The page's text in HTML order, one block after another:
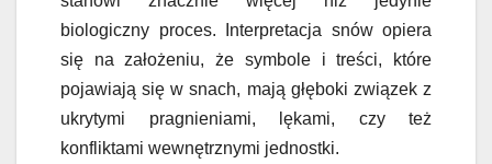
biologiczny proces. Interpretacja snów opiera
się na założeniu, że symbole i treści, które
pojawiają się w snach, mają głęboki związek z
ukrytymi pragnieniami, lękami, czy też
konfliktami wewnętrznymi jednostki.